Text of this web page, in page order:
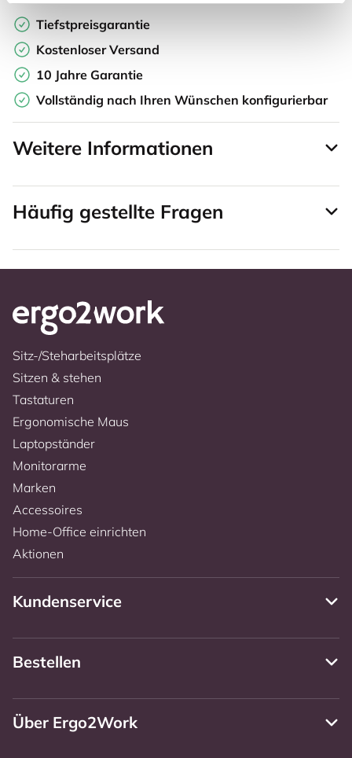
Tiefstpreisgarantie
Kostenloser Versand
10 Jahre Garantie
Vollständig nach Ihren Wünschen konfigurierbar
Weitere Informationen
Häufig gestellte Fragen
Sitz-/Steharbeitsplätze
Sitzen & stehen
Tastaturen
Ergonomische Maus
Laptopständer
Monitorarme
Marken
Accessoires
Home-Office einrichten
Aktionen
Kundenservice
Bestellen
Über Ergo2Work